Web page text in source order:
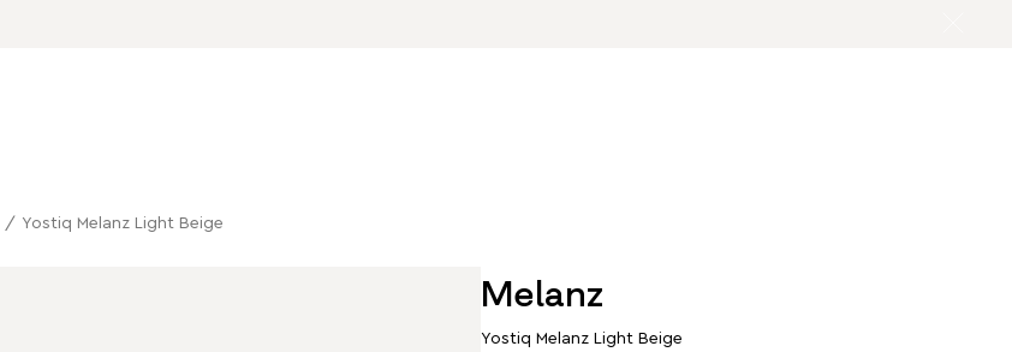
/ Yostiq Melanz Light Beige
Melanz
Yostiq Melanz Light Beige